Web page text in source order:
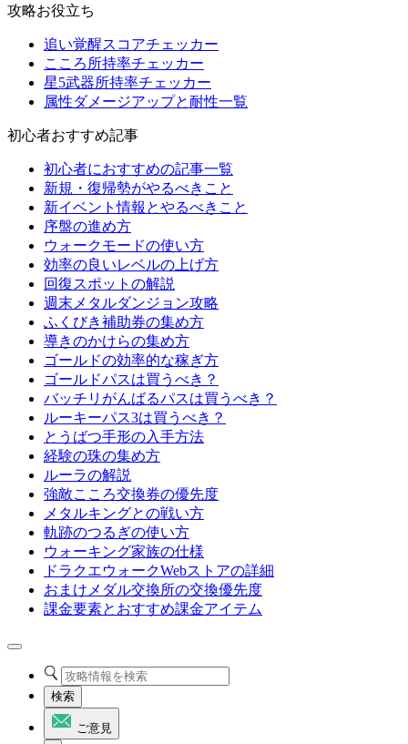
攻略お役立ち
追い覚醒スコアチェッカー
こころ所持率チェッカー
星5武器所持率チェッカー
属性ダメージアップと耐性一覧
初心者おすすめ記事
初心者におすすめの記事一覧
新規・復帰勢がやるべきこと
新イベント情報とやるべきこと
序盤の進め方
ウォークモードの使い方
効率の良いレベルの上げ方
回復スポットの解説
週末メタルダンジョン攻略
ふくびき補助券の集め方
導きのかけらの集め方
ゴールドの効率的な稼ぎ方
ゴールドパスは買うべき？
バッチリがんばるパスは買うべき？
ルーキーパス3は買うべき？
とうばつ手形の入手方法
経験の珠の集め方
ルーラの解説
強敵こころ交換券の優先度
メタルキングとの戦い方
軌跡のつるぎの使い方
ウォーキング家族の仕様
ドラクエウォークWebストアの詳細
おまけメダル交換所の交換優先度
課金要素とおすすめ課金アイテム
検索
ご意見